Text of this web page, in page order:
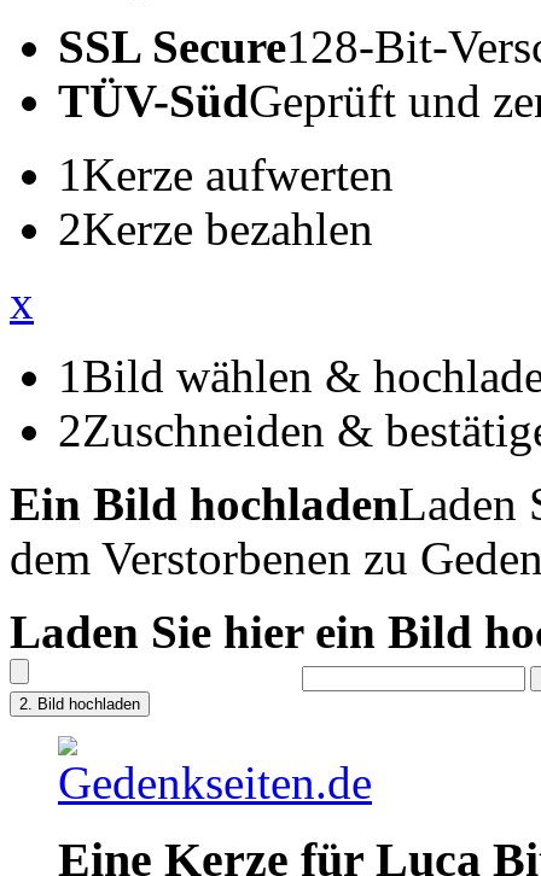
SSL Secure128-Bit-
TÜV-SüdGeprüft und
1Kerze aufwerten
2Kerze bezahlen
x
1Bild wählen &
2Zuschneiden &
Ein Bild hochladenLaden
dem Verstorbenen zu
Laden Sie hier ein Bild
Eine Kerze für Luca